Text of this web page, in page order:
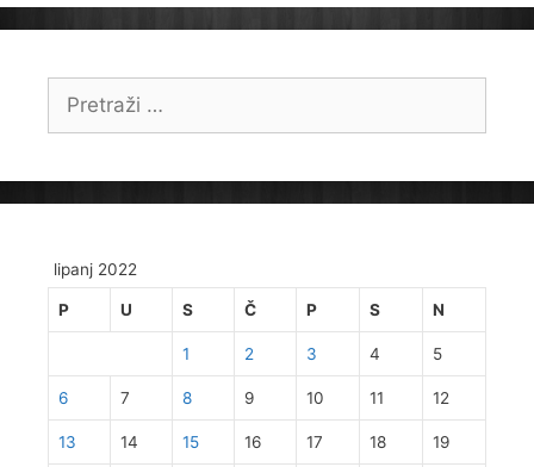
Pretraži:
lipanj 2022
P U S Č P S N
1 2 3 4 5
6 7 8 9 10 11 12
13 14 15 16 17 18 19